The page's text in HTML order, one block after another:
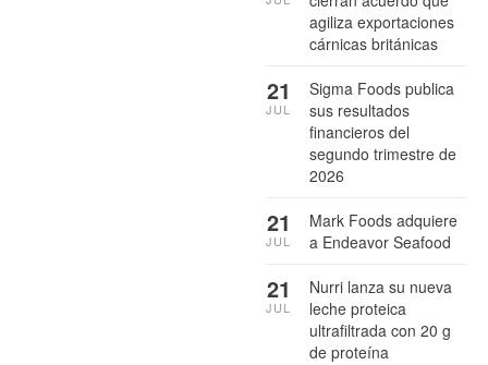
agiliza exportaciones
cárnicas británicas
Sigma Foods publica
sus resultados
financieros del
segundo trimestre de
2026
21
JUL
Mark Foods adquiere
a Endeavor Seafood
21
JUL
Nurri lanza su nueva
leche proteica
ultrafiltrada con 20 g
de proteína
21
JUL